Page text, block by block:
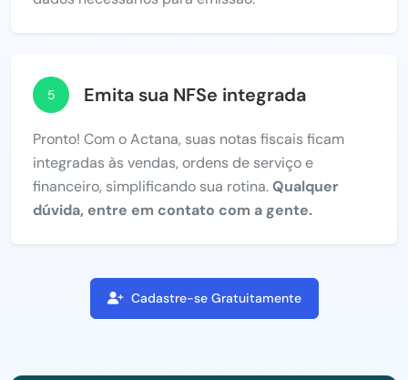
5 Emita sua NFSe integrada
Pronto! Com o Actana, suas notas fiscais ficam
integradas às vendas, ordens de serviço e
financeiro, simplificando sua rotina.Qualquer
dúvida, entre em contato com a gente.
Cadastre-se Gratuitamente